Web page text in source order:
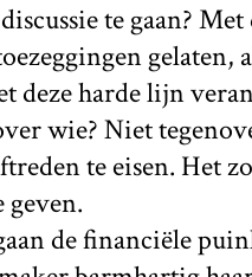
te gaan? Met
gelaten,
deze harde lijn
wie? Niet
te eisen. Het
geven.
de financiële